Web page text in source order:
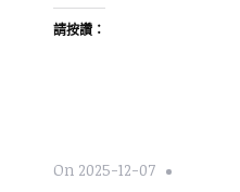
請按讚：
On 2025-12-07